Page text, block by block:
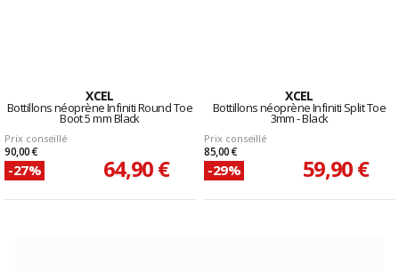
XCEL
Bottillons néoprène Infiniti Round Toe
Boot 5 mm Black
Prix conseillé
90,00 €
-27% 64,90 €
XCEL
Bottillons néoprène Infiniti Split Toe
3mm - Black
Prix conseillé
85,00 €
-29% 59,90 €